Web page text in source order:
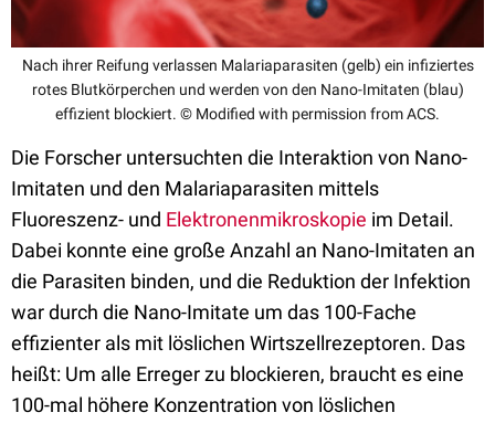
Nach ihrer Reifung verlassen Malariaparasiten (gelb) ein infiziertes
rotes Blutkörperchen und werden von den Nano-Imitaten (blau)
effizient blockiert. © Modified with permission from ACS.
Die Forscher untersuchten die Interaktion von Nano-
Imitaten und den Malariaparasiten mittels
Fluoreszenz- und Elektronenmikroskopie im Detail.
Dabei konnte eine große Anzahl an Nano-Imitaten an
die Parasiten binden, und die Reduktion der Infektion
war durch die Nano-Imitate um das 100-Fache
effizienter als mit löslichen Wirtszellrezeptoren. Das
heißt: Um alle Erreger zu blockieren, braucht es eine
100-mal höhere Konzentration von löslichen